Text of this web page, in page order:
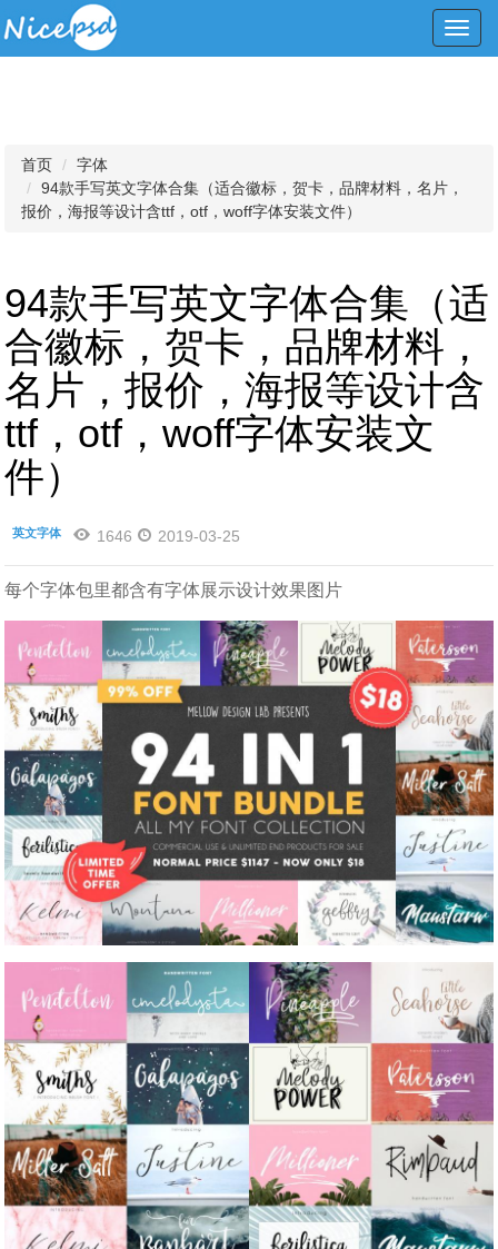
首页
字体
94款手写英文字体合集（适合徽标，贺卡，品牌材料，名片，
报价，海报等设计含ttf，otf，woff字体安装文件）
94款手写英文字体合集（适
合徽标，贺卡，品牌材料，
名片，报价，海报等设计含
ttf，otf，woff字体安装文
件）
英文字体 1646 2019-03-25
每个字体包里都含有字体展示设计效果图片